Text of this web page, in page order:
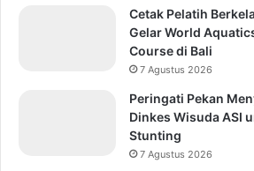
Cetak Pelatih
Gelar World
Course di Bali
7 Agustus 2026
Peringati Pekan
Dinkes Wisuda ASI
Stunting
7 Agustus 2026